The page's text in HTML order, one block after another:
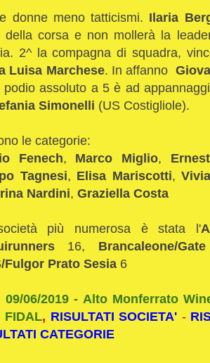
donne meno tatticismi. Ilaria
della corsa e non mollerà la
2^ la compagna di squadra,
Luisa Marchese. In affanno
podio assoluto a 5 è ad
Simonelli (US Costigliole).
le categorie:
Fenech, Marco Miglio,
Tagnesi, Elisa Mariscotti,
Nardini, Graziella Costa
più numerosa è stata l'
16, Brancaleone/
Fulgor Prato Sesia 6
09/06/2019 - Alto Monferrato
FIDAL, RISULTATI SOCIETA' -
CATEGORIE